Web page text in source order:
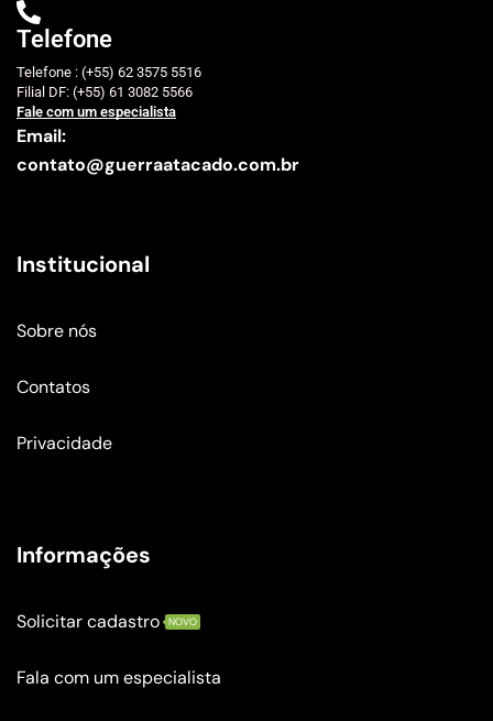
Telefone
Telefone : (+55) 62 3575 5516
Filial DF: (+55) 61 3082 5566
Fale com um especialista
Email:
contato@guerraatacado.com.br
Institucional
Sobre nós
Contatos
Privacidade
Informações
Solicitar cadastro NOVO
Fala com um especialista